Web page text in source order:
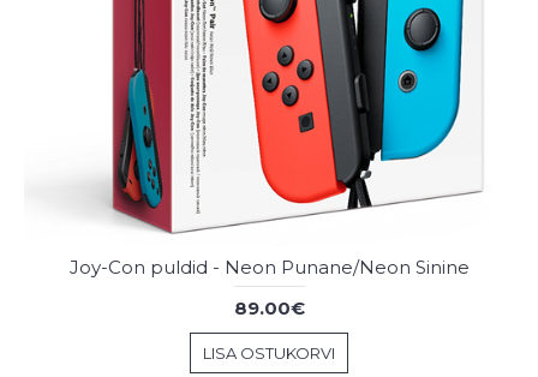
Joy-Con puldid - Neon Punane/Neon Sinine
89.00€
LISA OSTUKORVI